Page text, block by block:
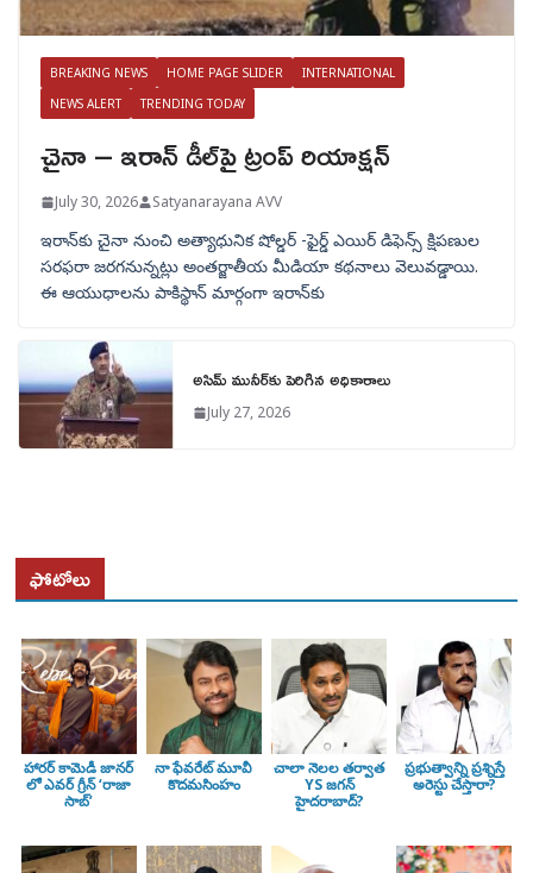
BREAKING NEWS HOME PAGE SLIDER
INTERNATIONAL
NEWS ALERT
TRENDING TODAY
చైనా – ఇరాన్ డీల్‌పై ట్రంప్ రియాక్షన్
July 30, 2026 Satyanarayana AVV
ఇరాన్‌కు చైనా నుంచి అత్యాధునిక షోల్డర్‌ -ఫైర్డ్ ఎయిర్ డిఫెన్స్ క్షిపణుల
సరఫరా జరగనున్నట్లు అంతర్జాతీయ మీడియా కథనాలు వెలువడ్డాయి.
ఈ ఆయుధాలను పాకిస్థాన్‌ మార్గంగా ఇరాన్‌కు
అసిమ్ మునీర్‌కు పెరిగిన అధికారాలు
July 27, 2026
ఫోటోలు
హారర్ కామెడీ జానర్
లో ఎవర్ గ్రీన్ ‘రాజా
సాబ్’
నా ఫేవరేట్ మూవీ
కొదమసింహం
చాలా నెలల తర్వాత
YS జగన్
హైదరాబాద్?
ప్రభుత్వాన్ని ప్రశ్నిస్తే
అరెస్టు చేస్తారా?